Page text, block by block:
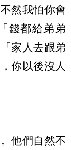
然我怕你會
錢都給弟弟
家人去跟弟
你以後沒人
他們自然不